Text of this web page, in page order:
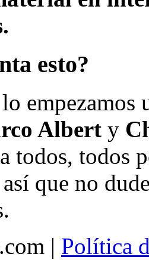
esto?
empezamos
Albert y
todos, todos
que no
| Política